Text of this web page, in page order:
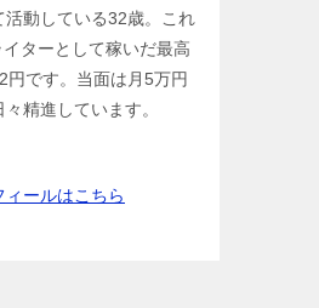
活動している32歳。これ
イターとして稼いだ最高
円です。当面は月5万円
精進しています。
ールはこちら